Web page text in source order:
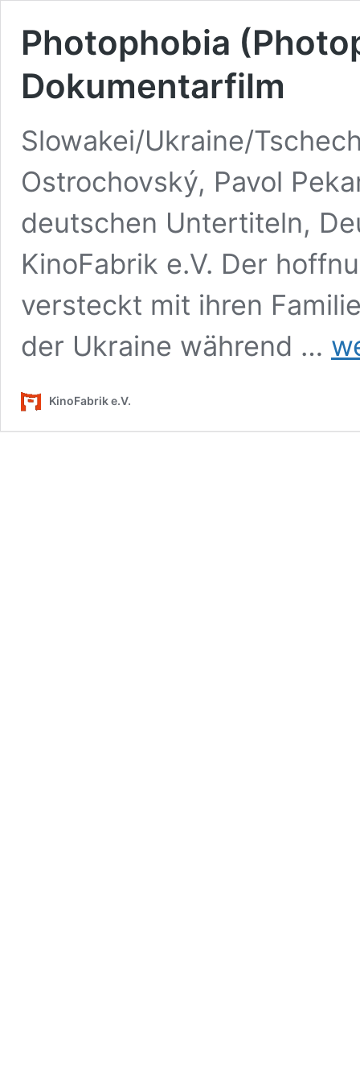
Photophobia
Dokumentarfilm
Slowakei/Ukraine/
Ostrochovský, Pavol
deutschen Untertiteln,
KinoFabrik e.V. Der
versteckt mit ihren
der Ukraine während …
KinoFabrik e.V.